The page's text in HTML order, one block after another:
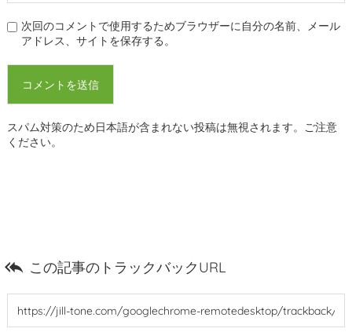
次回のコメントで使用するためブラウザーに自分の名前、メール
アドレス、サイトを保存する。
スパム対策のため日本語が含まれない投稿は無視されます。ご注意
ください。
 この記事のトラックバックURL